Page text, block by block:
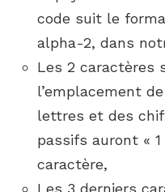
code suit le
alpha-2, dans
Les 2 caractères
l’emplacement
lettres et des
passifs auront «
caractère,
Les 3 derniers